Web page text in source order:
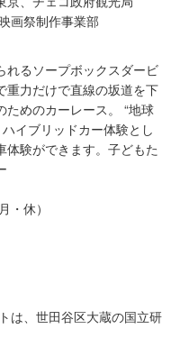
画祭制作事業部
れるソープボックスダービ
重⼒だけで直線の坂道を下
ためのカーレース。 “地球
イブリッドカー体験とし
体験ができます。⼦どもた
休）
は、世⽥⾕区⼤蔵の国⽴研